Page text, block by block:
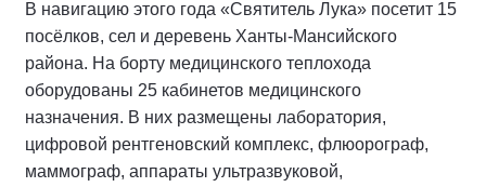
В навигацию этого года «Святитель Лука» посетит 15
посёлков, сел и деревень Ханты-Мансийского
района. На борту медицинского теплохода
оборудованы 25 кабинетов медицинского
назначения. В них размещены лаборатория,
цифровой рентгеновский комплекс, флюорограф,
маммограф, аппараты ультразвуковой,